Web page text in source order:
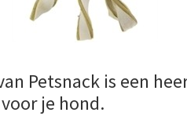
Petsnack is een
je hond.